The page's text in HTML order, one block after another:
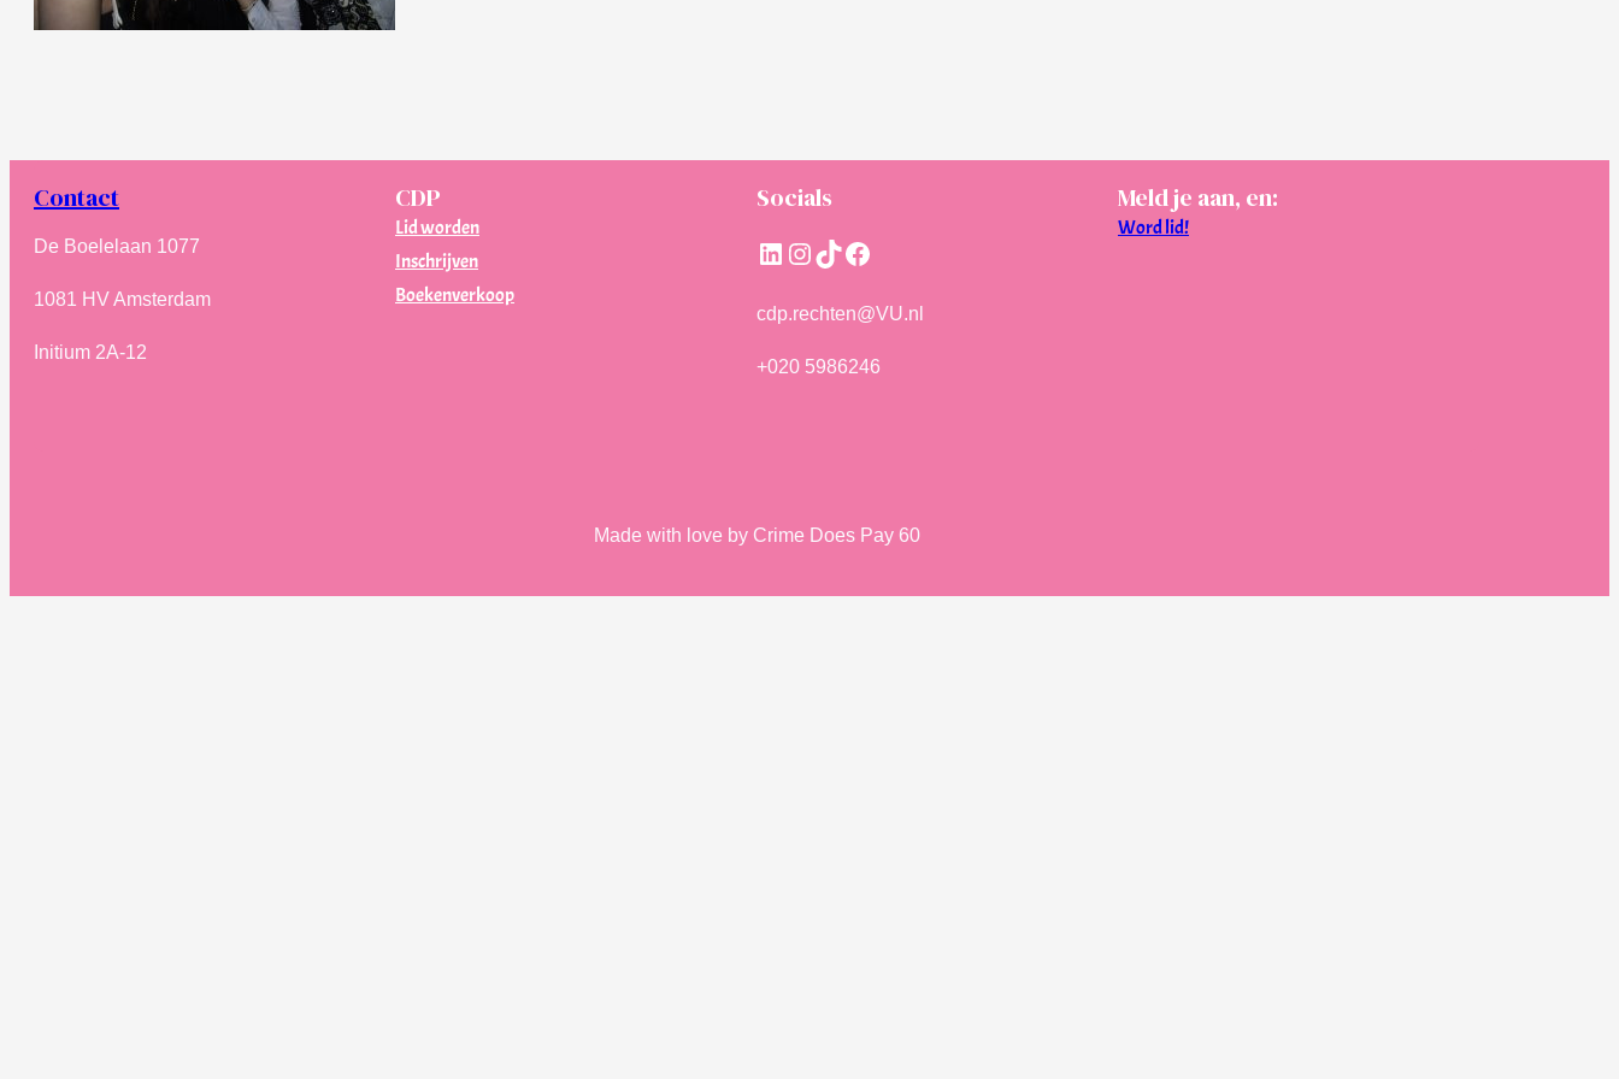
Contact
De Boelelaan 1077
1081 HV Amsterdam
Initium 2A-12
CDP
Lid worden
Inschrijven
Boekenverkoop
Socials
LinkedIn
Instagram
TikTokFacebook
cdp.rechten@VU.nl
+020 5986246
Meld je aan, en:
Word lid!
Made with love by Crime Does Pay 60